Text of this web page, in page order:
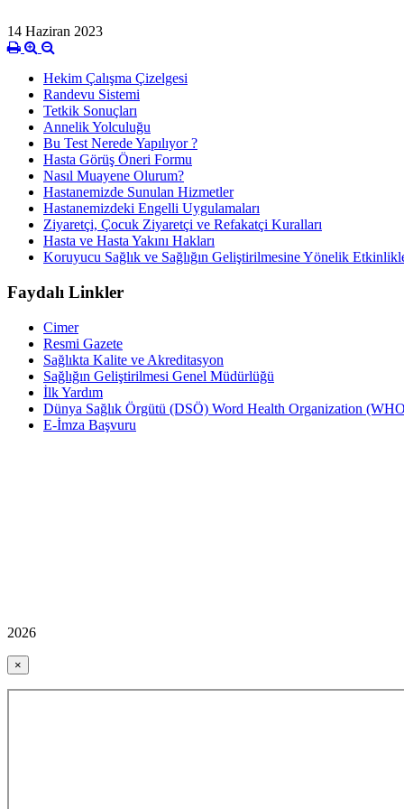
14 Haziran 2023
Hekim Çalışma Çizelgesi
Randevu Sistemi
Tetkik Sonuçları
Annelik Yolculuğu
Bu Test Nerede Yapılıyor ?
Hasta Görüş Öneri Formu
Nasıl Muayene Olurum?
Hastanemizde Sunulan Hizmetler
Hastanemizdeki Engelli Uygulamaları
Ziyaretçi, Çocuk Ziyaretçi ve Refakatçi Kuralları
Hasta ve Hasta Yakını Hakları
Koruyucu Sağlık ve Sağlığın Geliştirilmesine Yönelik
Faydalı Linkler
Cimer
Resmi Gazete
Sağlıkta Kalite ve Akreditasyon
Sağlığın Geliştirilmesi Genel Müdürlüğü
İlk Yardım
Dünya Sağlık Örgütü (DSÖ) Word Health Organization
E-İmza Başvuru
2026
×